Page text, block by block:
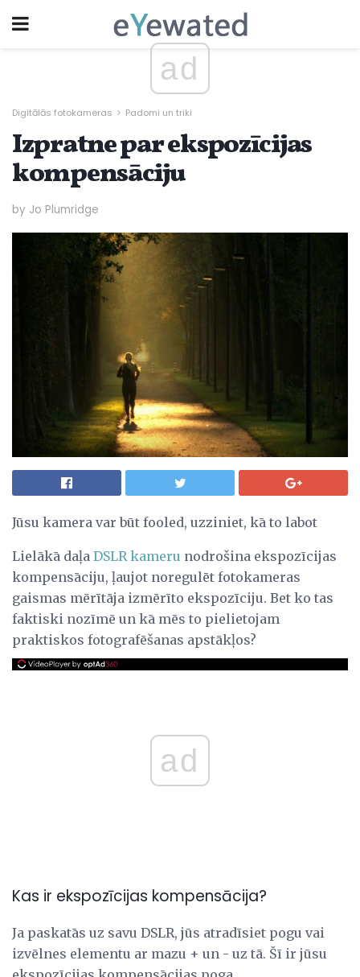
ad
Digitālās fotokameras Padomi un triki
Izpratne par ekspozīcijas
kompensāciju
by Jo Plumridge
Jūsu kamera var būt fooled, uzziniet, kā to labot
Lielākā daļa DSLR kameru nodrošina ekspozīcijas
kompensāciju, ļaujot noregulēt fotokameras
gaismas mērītāja izmērīto ekspozīciju. Bet ko tas
faktiski nozīmē un kā mēs to pielietojam
praktiskos fotografēšanas apstākļos?
ad
Kas ir ekspozīcijas kompensācija?
Ja paskatās uz savu DSLR, jūs atradīsiet pogu vai
izvēlnes elementu ar mazu + un - uz tā. Šī ir jūsu